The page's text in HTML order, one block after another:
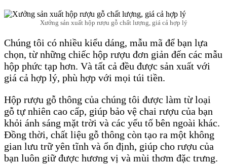
Xưởng sản xuất hộp rượu gỗ chất lượng, giá cả hợp lý
Chúng tôi có nhiều kiểu dáng, mẫu mã để bạn lựa
chọn, từ những chiếc hộp rượu đơn giản đến các mẫu
hộp phức tạp hơn. Và tất cả đều được sản xuất với
giá cả hợp lý, phù hợp với mọi túi tiền.
Hộp rượu gỗ thông của chúng tôi được làm từ loại
gỗ tự nhiên cao cấp, giúp bảo vệ chai rượu của bạn
khỏi ánh sáng mặt trời và các yếu tố bên ngoài khác.
Đồng thời, chất liệu gỗ thông còn tạo ra một không
gian lưu trữ yên tĩnh và ổn định, giúp cho rượu của
bạn luôn giữ được hương vị và mùi thơm đặc trưng.